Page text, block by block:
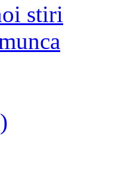
stiri